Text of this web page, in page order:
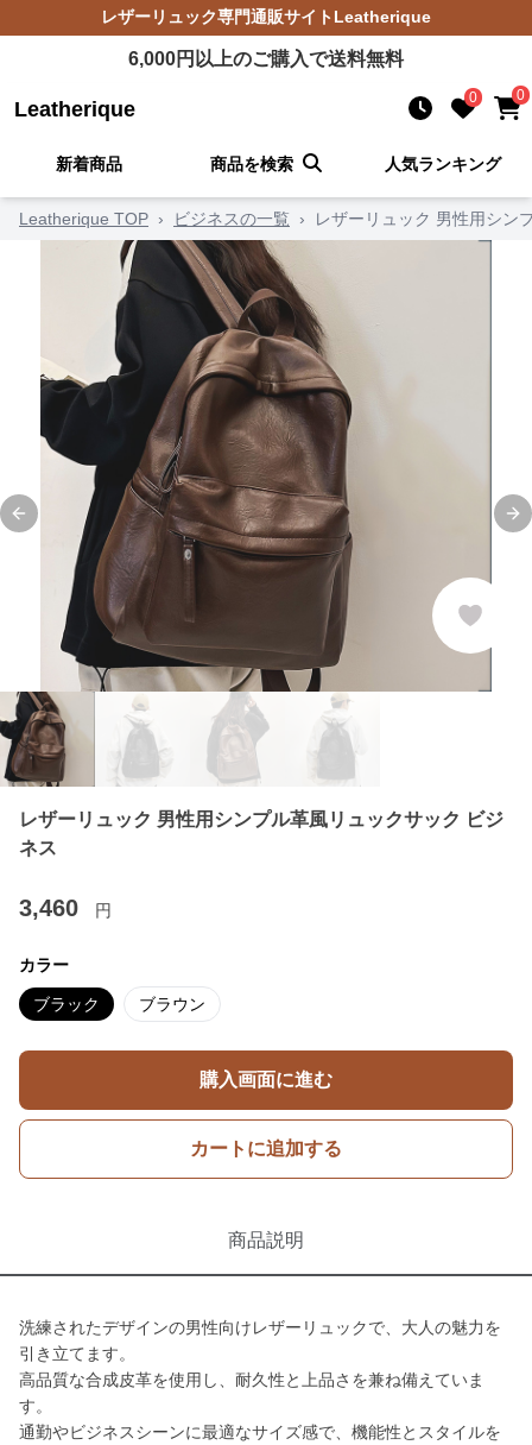
レザーリュック専門通販サイトLeatherique
6,000円以上のご購入で送料無料
Leatherique 0 0
新着商品 商品を検索 人気ランキング
Leatherique TOP › ビジネスの一覧 › レザーリュック 男性用シン
Previous slide
レザーリュック 男性用シンプル革風リュックサック ビジ
ネス
3,460 円
カラー
ブラック ブラウン
購入画面に進む
カートに追加する
商品説明
洗練されたデザインの男性向けレザーリュックで、大人の魅力を
引き立てます。
高品質な合成皮革を使用し、耐久性と上品さを兼ね備えていま
す。
通勤やビジネスシーンに最適なサイズ感で、機能性とスタイルを